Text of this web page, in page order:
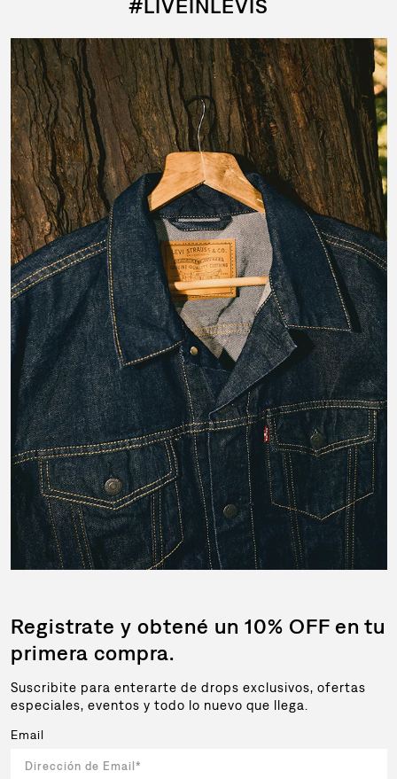
#LIVEINLEVIS
Registrate y obtené un 10% OFF en tu
primera compra.
Suscribite para enterarte de drops exclusivos, ofertas
especiales, eventos y todo lo nuevo que llega.
Email